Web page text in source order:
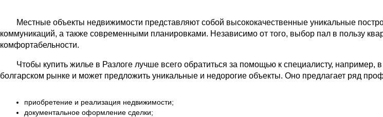
Местные объекты недвижимости представляют собой высококачественные уникальные
коммуникаций, а также современными планировками. Независимо от того, выбор пал в пользу
комфортабельности.
Чтобы купить жилье в Разлоге лучше всего обратиться за помощью к специалисту,
болгарском рынке и может предложить уникальные и недорогие объекты. Оно предлагает ряд
приобретение и реализация недвижимости;
документальное оформление сделки;